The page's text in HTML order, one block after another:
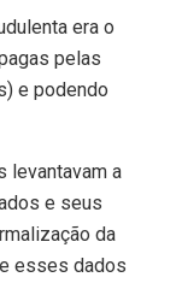
era o
pelas
e podendo
levantavam a
e seus
da
esses dados